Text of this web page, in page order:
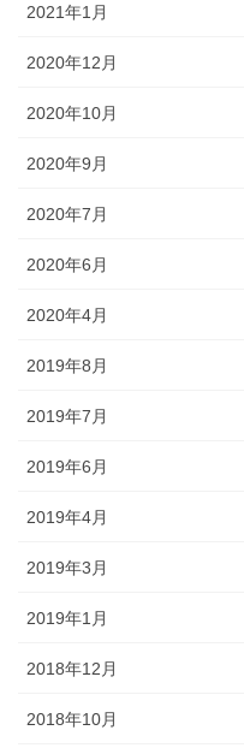
2021年1月
2020年12月
2020年10月
2020年9月
2020年7月
2020年6月
2020年4月
2019年8月
2019年7月
2019年6月
2019年4月
2019年3月
2019年1月
2018年12月
2018年10月